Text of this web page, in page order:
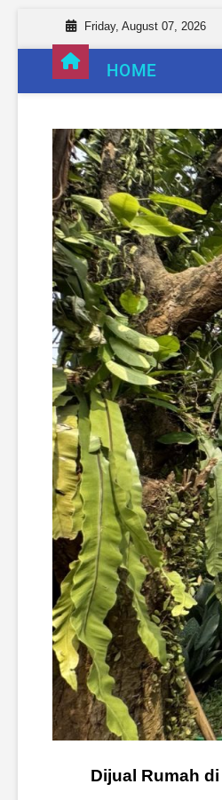
Friday, August 07, 2026
HOME
Dijual Rumah